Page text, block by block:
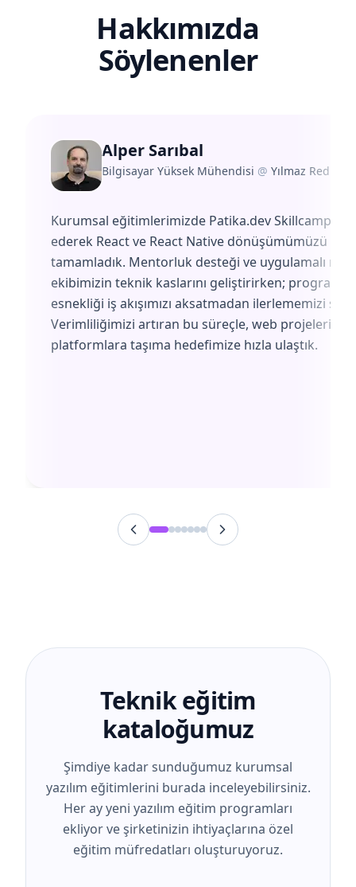
Hakkımızda
Söylenenler
Alper Sarıbal
Bilgisayar Yüksek Mühendisi @ Yılmaz
Kurumsal eğitimlerimizde Patika.dev Skillcamp'i
ederek React ve React Native dönüşümümüzü
tamamladık. Mentorluk desteği ve uygulamalı
ekibimizin teknik kaslarını geliştirirken; programın
esnekliği iş akışımızı aksatmadan ilerlememizi
Verimliliğimizi artıran bu süreçle, web
platformlara taşıma hedefimize hızla ulaştık.
Teknik eğitim
kataloğumuz
Şimdiye kadar sunduğumuz kurumsal
yazılım eğitimlerini burada inceleyebilirsiniz.
Her ay yeni yazılım eğitim programları
ekliyor ve şirketinizin ihtiyaçlarına özel
eğitim müfredatları oluşturuyoruz.